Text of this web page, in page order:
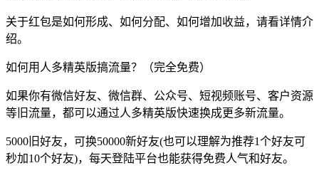
关于红包是如何形成、如何分配、如何增加收益，请看详情介
绍。
如何用人多精英版搞流量？（完全免费）
如果你有微信好友、微信群、公众号、短视频账号、客户资源
等旧流量，都可以通过人多精英版快速换成更多新流量。
5000旧好友，可换50000新好友(也可以理解为推荐1个好友可
秒加10个好友)，每天登陆平台也能获得免费人气和好友。